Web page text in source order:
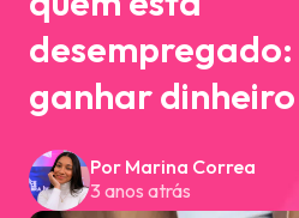
ganhar dinheiro
Por Marina Correa
3 anos atrás